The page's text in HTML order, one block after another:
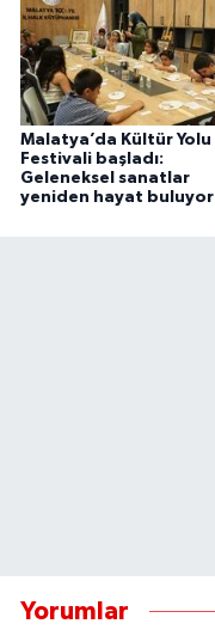
Malatya’da Kültür Yolu
Festivali başladı:
Geleneksel sanatlar
yeniden hayat buluyor
Yorumlar